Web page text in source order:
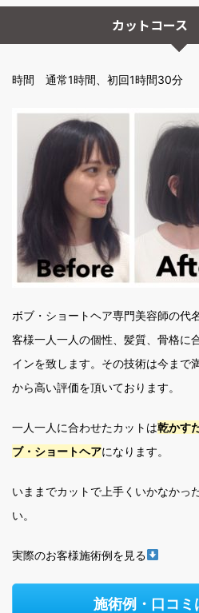
カットコー
時間 通常1時間、初回1時間30分
ボブ・ショートヘア専門美容師の代
客様一人一人の個性、髪質、骨格に
インを致します。その技術は今まで
から高い評価を頂いております。
一人一人に合わせたカットは乾かす
ブ・ショートヘアになります。
いままでカットで上手くいかなかっ
い。
実際のお客様施術例を見る
施術例・口コミ